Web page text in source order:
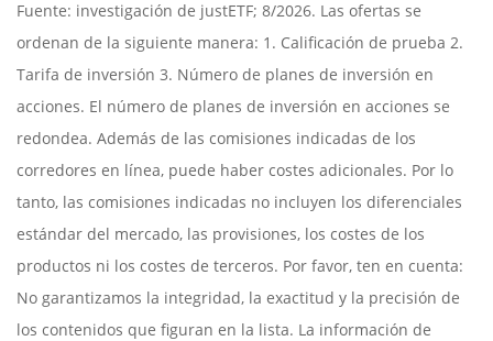
Fuente: investigación de justETF; 8/2026. Las ofertas se
ordenan de la siguiente manera: 1. Calificación de prueba 2.
Tarifa de inversión 3. Número de planes de inversión en
acciones. El número de planes de inversión en acciones se
redondea. Además de las comisiones indicadas de los
corredores en línea, puede haber costes adicionales. Por lo
tanto, las comisiones indicadas no incluyen los diferenciales
estándar del mercado, las provisiones, los costes de los
productos ni los costes de terceros. Por favor, ten en cuenta:
No garantizamos la integridad, la exactitud y la precisión de
los contenidos que figuran en la lista. La información de